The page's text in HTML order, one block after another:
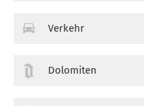
Verkehr
Dolomiten